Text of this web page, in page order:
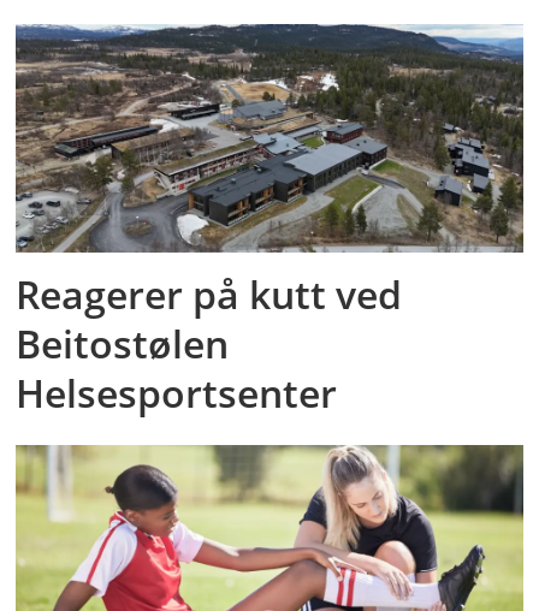
Reagerer på kutt ved
Beitostølen
Helsesportsenter